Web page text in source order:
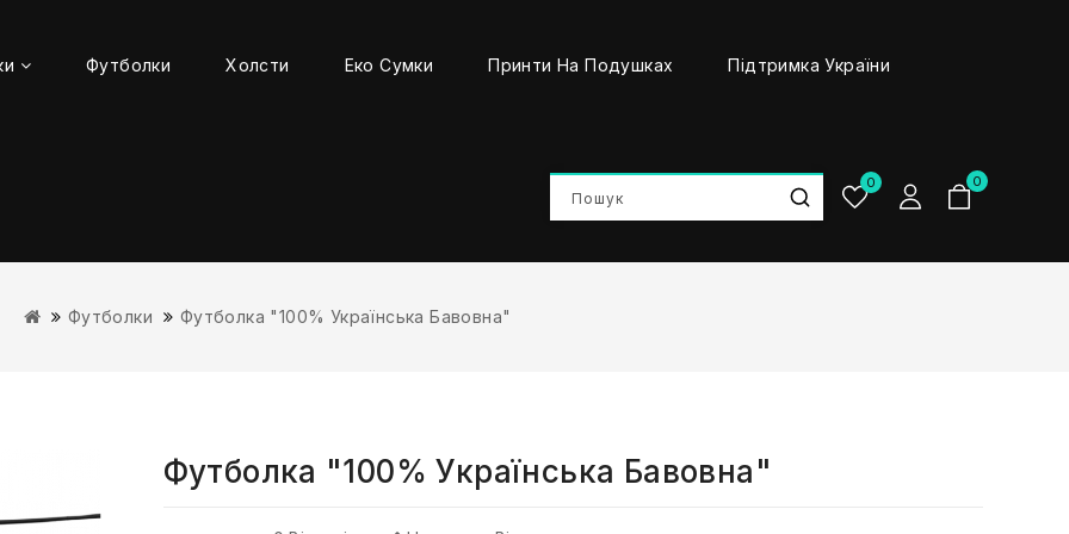
Футболки Холсти Еко Сумки Принти На Подушках Підтримка України
0
0
Футболки Футболка "100% Українська Бавовна"
Футболка "100% Українська Бавовна"